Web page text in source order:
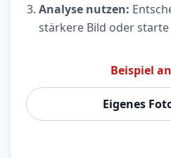
Analyse nutzen:
stärkere Bild oder starte
Beispiel
Eigenes